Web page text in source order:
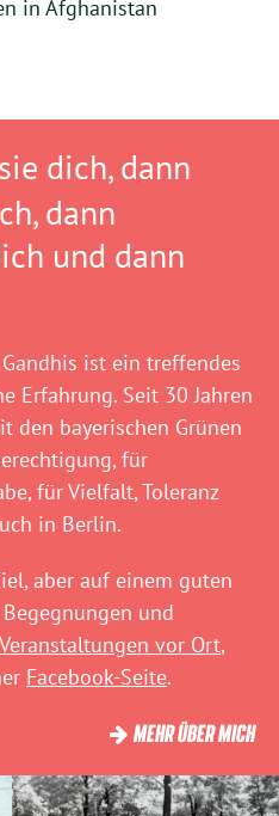
in Afghanistan
dich, dann
dann
und dann
ist ein treffendes
Erfahrung. Seit 30 Jahren
den bayerischen Grünen
für
für Vielfalt, Toleranz
in Berlin.
aber auf einem guten
und
Veranstaltungen vor Ort,
Facebook-Seite.
MEHR ÜBER MICH